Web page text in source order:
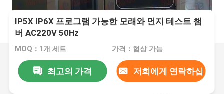
IP5X IP6X 프로그램 가능한 모래와 먼지 테스트 챔
버 AC220V 50Hz
MOQ：1개 세트 가격：협상 가능
최고의 가격 저희에게 연락하십